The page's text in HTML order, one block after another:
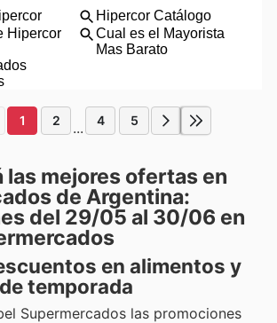
1 2 ... 4 5
las mejores ofertas en
de Argentina:
del 29/05 al 30/06 en
en alimentos y
temporada
Supermercados las promociones